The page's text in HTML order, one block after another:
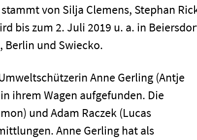
von Silja Clemens, Stephan
bis zum 2. Juli 2019 u. a. in
Berlin und Swiecko.
Anne Gerling (Antje
ihrem Wagen aufgefunden. Die
und Adam Raczek (Lucas
Anne Gerling hat als